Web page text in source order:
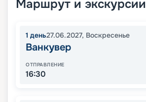
Маршрут и экскурсии
1 день27.06.2027, Воскресенье
Ванкувер
ОТПРАВЛЕНИЕ
16:30